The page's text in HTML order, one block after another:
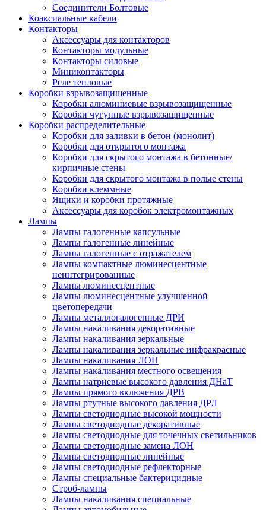
Соединители Болтовые
Коаксиальные кабели
Контакторы
Аксессуары для контакторов
Контакторы модульные
Контакторы силовые
Миниконтакторы
Реле тепловые
Коробки взрывозащищенные
Коробки алюминиевые взрывозащищенные
Коробки чугунные взрывозащищенные
Коробки распределительные
Коробки для заливки в бетон (монолит)
Коробки для открытого монтажа
Коробки для скрытого монтажа в бетонные/
кирпичные стены
Коробки для скрытого монтажа в полые стены
Коробки клеммные
Ящики и коробки протяжные
Аксессуары для коробок электромонтажных
Лампы
Лампы галогенные капсульные
Лампы галогенные линейные
Лампы галогенные с отражателем
Лампы компактные люминесцентные
неинтегрированные
Лампы люминесцентные
Лампы люминесцентные улучшенной
цветопередачи
Лампы металлогалогенные ДРИ
Лампы накаливания декоративные
Лампы накаливания зеркальные
Лампы накаливания зеркальные инфракрасные
Лампы накаливания ЛОН
Лампы накаливания местного освещения
Лампы натриевые высокого давления ДНаТ
Лампы прямого включения ДРВ
Лампы ртутные высокого давления ДРЛ
Лампы светодиодные высокой мощности
Лампы светодиодные декоративные
Лампы светодиодные для точечных светильников
Лампы светодиодные замена ЛОН
Лампы светодиодные линейные
Лампы светодиодные рефлекторные
Лампы специальные бактерицидные
Строб-лампы
Лампы накаливания специальные